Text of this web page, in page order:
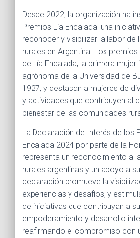
Desde 2022, la organización ha
Premios Lía Encalada, una
reconocer y visibilizar la labor de
rurales en Argentina. Los
de Lía Encalada, la primera mujer
agrónoma de la Universidad de
1927, y destacan a mujeres de
y actividades que contribuyen al
bienestar de las comunidades
La Declaración de Interés de los
Encalada 2024 por parte de la
representa un reconocimiento a
rurales argentinas y un apoyo a
declaración promueve la
experiencias y desafíos, y
de iniciativas que contribuyan a su
empoderamiento y desarrollo
reafirmando el compromiso con